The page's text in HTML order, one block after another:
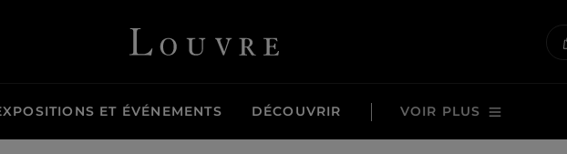
Louvre - Retour à l'accueil
ET ÉVÉNEMENTS DÉCOUVRIR VOIR PLUS